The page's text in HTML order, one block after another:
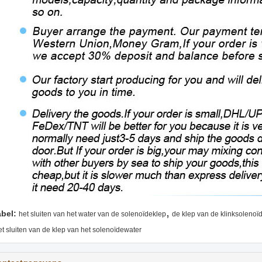
het sluiten van het water van de solenoïdeklep, de klep van de
sluiten van de klep van het solenoïdewater